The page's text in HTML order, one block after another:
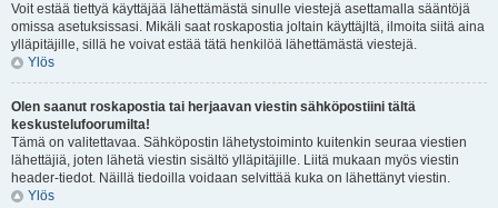
Voit estää tiettyä käyttäjää lähettämästä sinulle viestejä asettamalla sääntöjä
omissa asetuksissasi. Mikäli saat roskapostia joltain käyttäjltä, ilmoita siitä aina
ylläpitäjille, sillä he voivat estää tätä henkilöä lähettämästä viestejä.
Ylös
Olen saanut roskapostia tai herjaavan viestin sähköpostiini tältä
keskustelufoorumilta!
Tämä on valitettavaa. Sähköpostin lähetystoiminto kuitenkin seuraa viestien
lähettäjiä, joten lähetä viestin sisältö ylläpitäjille. Liitä mukaan myös viestin
header-tiedot. Näillä tiedoilla voidaan selvittää kuka on lähettänyt viestin.
Ylös